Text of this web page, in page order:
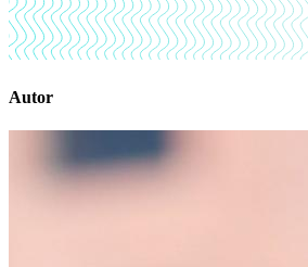
Autor